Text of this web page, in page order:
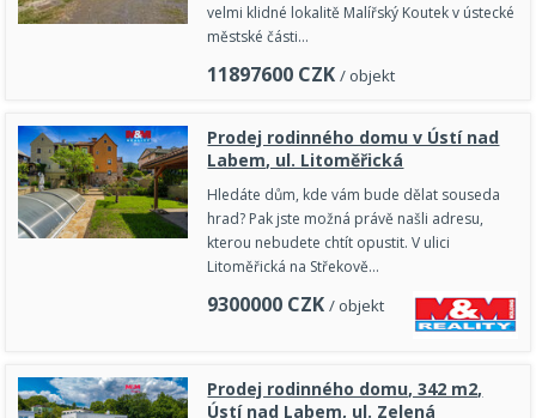
velmi klidné lokalitě Malířský Koutek v ústecké
městské části…
11897600 CZK / objekt
Prodej rodinného domu v Ústí nad
Labem, ul. Litoměřická
Hledáte dům, kde vám bude dělat souseda
hrad? Pak jste možná právě našli adresu,
kterou nebudete chtít opustit. V ulici
Litoměřická na Střekově…
9300000 CZK / objekt
Prodej rodinného domu, 342 m2,
Ústí nad Labem, ul. Zelená